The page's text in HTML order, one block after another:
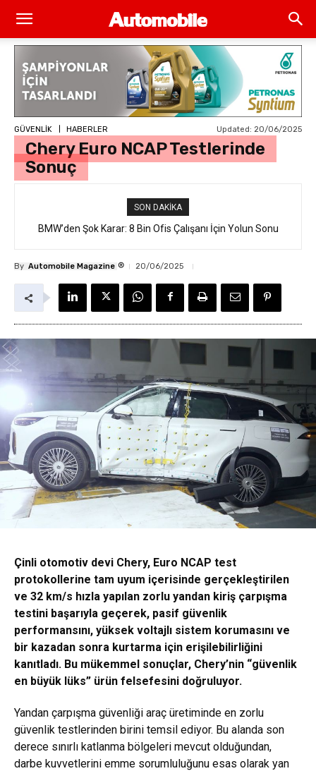
GÜVENLİK HABERLER Updated: 20/06/2025
Chery Euro NCAP Testlerinde
Sonuç
SON DAKIKA
BMW’den Şok Karar: 8 Bin Ofis Çalışanı İçin Yolun Sonu
By Automobile Magazine ® 20/06/2025
Çinli otomotiv devi Chery, Euro NCAP test
protokollerine tam uyum içerisinde gerçekleştirilen
ve 32 km/s hızla yapılan zorlu yandan kiriş çarpışma
testini başarıyla geçerek, pasif güvenlik
performansını, yüksek voltajlı sistem korumasını ve
bir kazadan sonra kurtarma için erişilebilirliğini
kanıtladı. Bu mükemmel sonuçlar, Chery’nin “güvenlik
en büyük lüks” ürün felsefesini doğruluyor.
Yandan çarpışma güvenliği araç üretiminde en zorlu
güvenlik testlerinden birini temsil ediyor. Bu alanda son
derece sınırlı katlanma bölgeleri mevcut olduğundan,
darbe kuvvetlerini emme sorumluluğunu esas olarak yan